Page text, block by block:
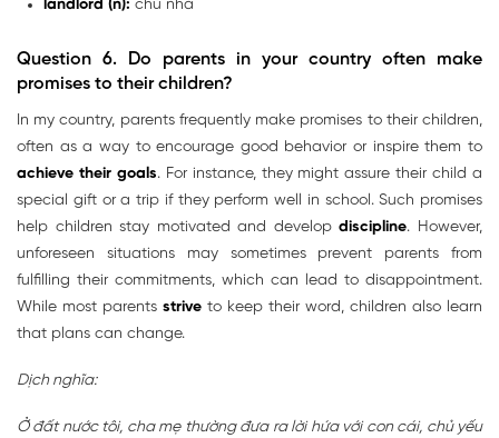
landlord (n): chủ nhà
Question 6.
Do parents in your country often make
promises to their children?
In my country, parents frequently make promises to their children,
often as a way to encourage good behavior or inspire them to
achieve their goals. For instance, they might assure their child a
special gift or a trip if they perform well in school. Such promises
help children stay motivated and developdiscipline. However,
unforeseen situations may sometimes prevent parents from
fulfilling their commitments, which can lead to disappointment.
While most parents strive to keep their word, children also learn
that plans can change.
Dịch nghĩa:
Ở đất nước tôi, cha mẹ thường đưa ra lời hứa với con cái, chủ yếu